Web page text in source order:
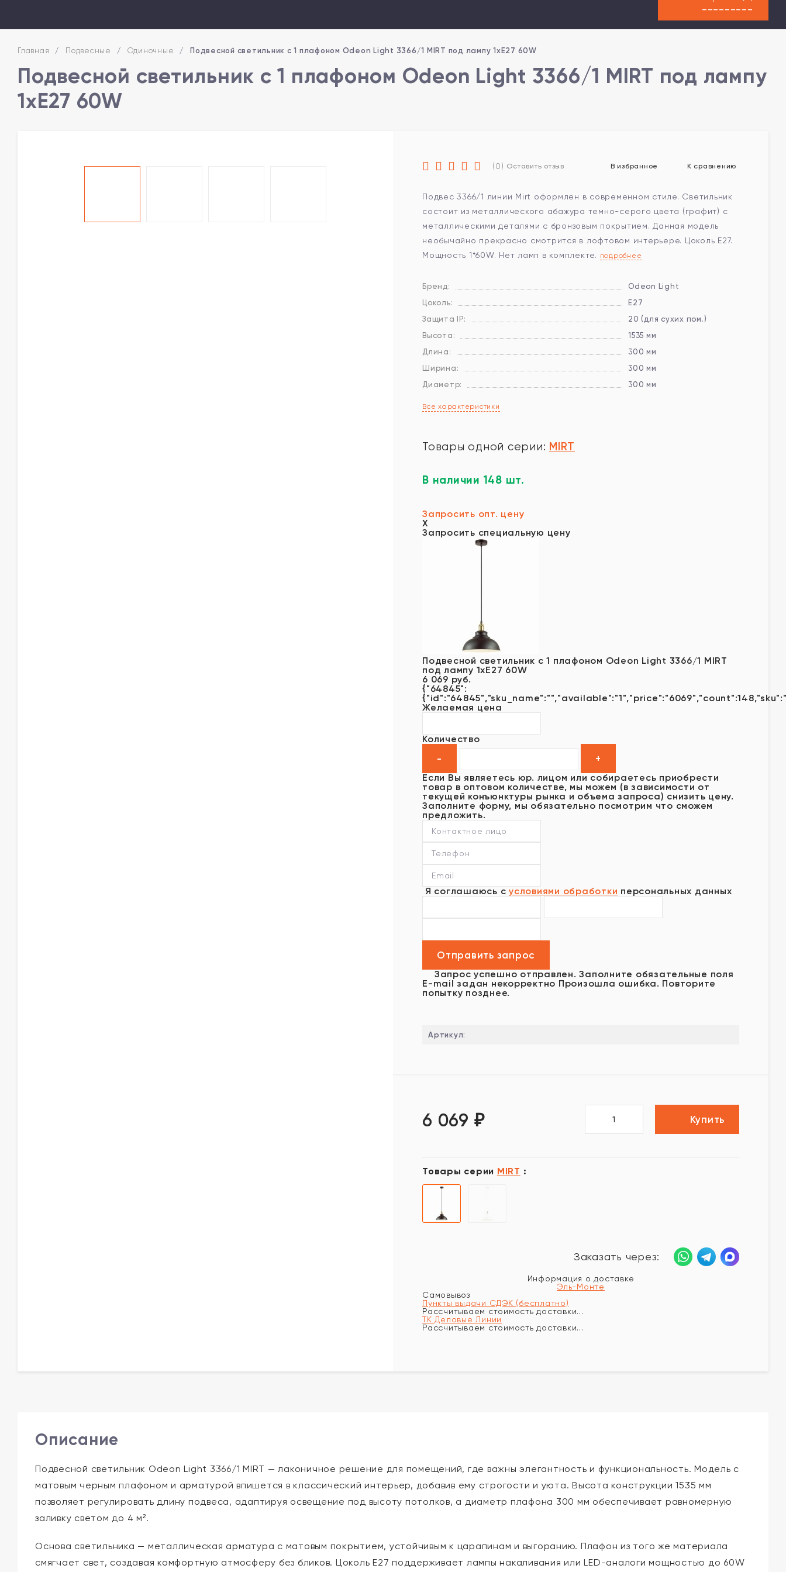
---------
Главная / Подвесные / Одиночные / Подвесной светильник с 1 плафоном Odeon Light 3366/1 MIRT под лампу 1xE27 60W
Подвесной светильник с 1 плафоном Odeon Light 3366/1 MIRT под лампу
1xE27 60W
(0) Оставить отзыв В избранное К сравнению
Подвес 3366/1 линии Mirt оформлен в современном стиле. Светильник
состоит из металлического абажура темно-серого цвета (графит) с
металлическими деталями с бронзовым покрытием. Данная модель
необычайно прекрасно смотрится в лофтовом интерьере. Цоколь E27.
Мощность 1*60W. Нет ламп в комплекте. подробнее
Бренд:
Odeon Light
Цоколь:
E27
Защита IP:
20 (для сухих пом.)
Высота:
1535 мм
Длина:
300 мм
Ширина:
300 мм
Диаметр:
300 мм
Все характеристики
Товары одной серии: MIRT
В наличии 148 шт.
Запросить опт. цену
X
Запросить специальную цену
Подвесной светильник с 1 плафоном Odeon Light 3366/1 MIRT
под лампу 1xE27 60W
6 069 руб.
{"64845":
Желаемая цена
Количество
Если Вы являетесь юр. лицом или собираетесь приобрести
товар в оптовом количестве, мы можем (в зависимости от
текущей конъюнктуры рынка и объема запроса) снизить цену.
Заполните форму, мы обязательно посмотрим что сможем
предложить.
Я соглашаюсь с условиями обработки персональных данных
Запрос успешно отправлен. Заполните обязательные поля
E-mail задан некорректно Произошла ошибка. Повторите
попытку позднее.
Артикул:
6 069 ₽ Купить
Товары серии MIRT :
Заказать через:
Информация о доставке
Эль-Монте
Самовывоз
Пункты выдачи СДЭК (бесплатно)
Рассчитываем стоимость доставки...
ТК Деловые Линии
Рассчитываем стоимость доставки...
Описание
Подвесной светильник Odeon Light 3366/1 MIRT — лаконичное решение для помещений, где важны элегантность и функциональность. Модель с
матовым черным плафоном и арматурой впишется в классический интерьер, добавив ему строгости и уюта. Высота конструкции 1535 мм
позволяет регулировать длину подвеса, адаптируя освещение под высоту потолков, а диаметр плафона 300 мм обеспечивает равномерную
заливку светом до 4 м².
Основа светильника — металлическая арматура с матовым покрытием, устойчивым к царапинам и выгоранию. Плафон из того же материала
смягчает свет, создавая комфортную атмосферу без бликов. Цоколь E27 поддерживает лампы накаливания или LED-аналоги мощностью до 60W